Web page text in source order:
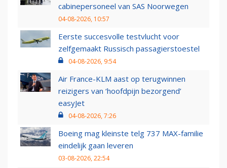
cabinepersoneel van SAS Noorwegen
04-08-2026, 10:57
Eerste succesvolle testvlucht voor
zelfgemaakt Russisch passagierstoestel
04-08-2026, 9:54
Air France-KLM aast op terugwinnen
reizigers van ‘hoofdpijn bezorgend’
easyJet
04-08-2026, 7:26
Boeing mag kleinste telg 737 MAX-familie
eindelijk gaan leveren
03-08-2026, 22:54